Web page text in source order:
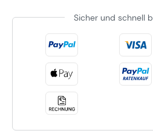
Sicher und schnell